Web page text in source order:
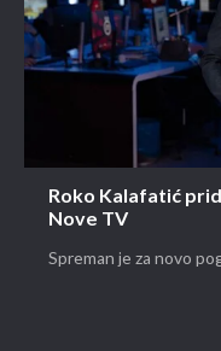
Roko Kalafatić
Nove TV
Spreman je za novo